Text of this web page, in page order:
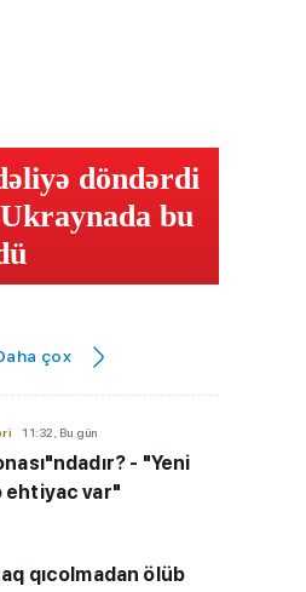
döndərdi
bu
çox
11:32, Bu gün
- "Yeni
ehtiyac var"
qıcolmadan ölüb